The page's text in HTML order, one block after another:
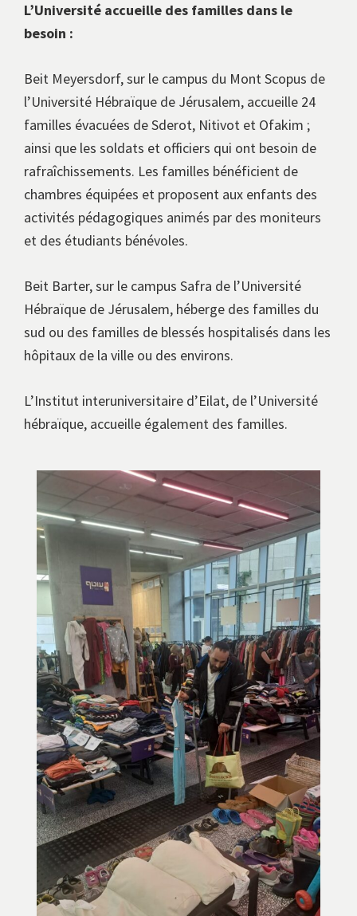
L’Université accueille des familles dans le
besoin :
Beit Meyersdorf, sur le campus du Mont Scopus de
l’Université Hébraïque de Jérusalem, accueille 24
familles évacuées de Sderot, Nitivot et Ofakim ;
ainsi que les soldats et officiers qui ont besoin de
rafraîchissements. Les familles bénéficient de
chambres équipées et proposent aux enfants des
activités pédagogiques animés par des moniteurs
et des étudiants bénévoles.
Beit Barter, sur le campus Safra de l’Université
Hébraïque de Jérusalem, héberge des familles du
sud ou des familles de blessés hospitalisés dans les
hôpitaux de la ville ou des environs.
L’Institut interuniversitaire d’Eilat, de l’Université
hébraïque, accueille également des familles.